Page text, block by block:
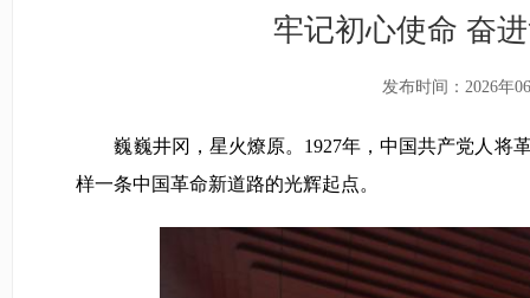
牢记初心使命 奋
发布时间：2026年
巍巍井冈，星火燎原。1927年，中国共产党人将
样一条中国革命新道路的光辉起点。